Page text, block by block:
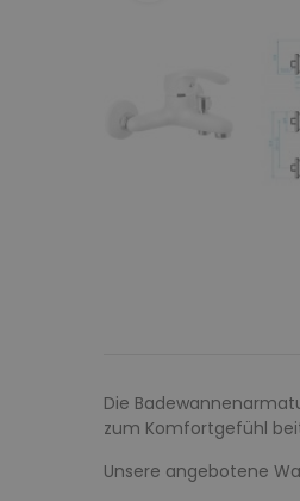
Die
zum Komfortgefühl
Unsere angebotene